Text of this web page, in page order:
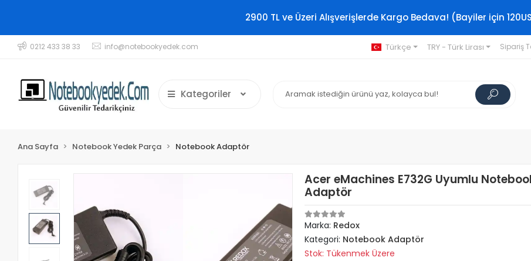
2900 TL ve Üzeri Alışverişlerde Kargo Bedava! (Bayiler için
0212 433 38 33 info@notebookyedek.com Türkçe TRY - Türk Lirası Sipariş
Kategoriler
Ana Sayfa Notebook Yedek Parça Notebook Adaptör
Acer eMachines E732G Uyumlu
Adaptör
Marka: Redox
Kategori: Notebook Adaptör
Stok: Tükenmek Üzere